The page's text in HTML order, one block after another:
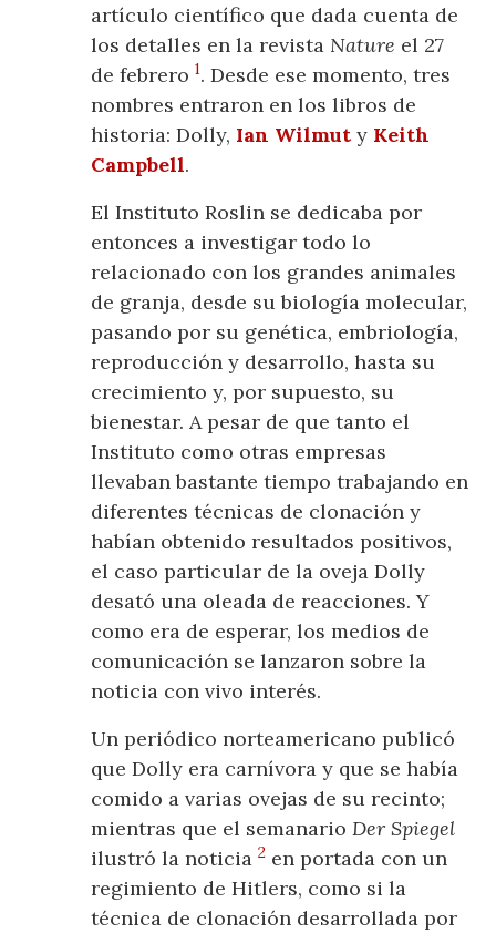
artículo científico que dada cuenta de
los detalles en la revista Nature el 27
de febrero1. Desde ese momento, tres
nombres entraron en los libros de
historia: Dolly, Ian Wilmut y Keith
Campbell.
El Instituto Roslin se dedicaba por
entonces a investigar todo lo
relacionado con los grandes animales
de granja, desde su biología molecular,
pasando por su genética, embriología,
reproducción y desarrollo, hasta su
crecimiento y, por supuesto, su
bienestar. A pesar de que tanto el
Instituto como otras empresas
llevaban bastante tiempo trabajando en
diferentes técnicas de clonación y
habían obtenido resultados positivos,
el caso particular de la oveja Dolly
desató una oleada de reacciones. Y
como era de esperar, los medios de
comunicación se lanzaron sobre la
noticia con vivo interés.
Un periódico norteamericano publicó
que Dolly era carnívora y que se había
comido a varias ovejas de su recinto;
mientras que el semanarioDer Spiegel
ilustró la noticia2 en portada con un
regimiento de Hitlers, como si la
técnica de clonación desarrollada por